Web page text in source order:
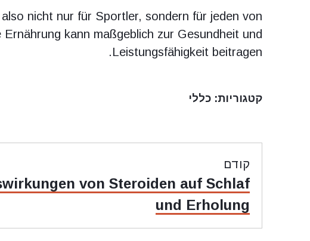
nicht nur für Sportler, sondern für jeden von
kann maßgeblich zur Gesundheit und
Leistungsfähigkeit beitragen.
קטגוריות: כללי
ניווט
קודם
מאמר
קודם:
von Steroiden auf Schlaf
und Erholung